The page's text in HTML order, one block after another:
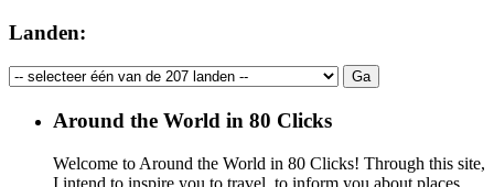
Landen:
Around the World in 80 Clicks
Welcome to Around the World in 80 Clicks! Through this site,
I intend to inspire you to travel, to inform you about places